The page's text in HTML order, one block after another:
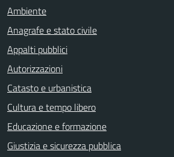
Ambiente
Anagrafe e stato civile
Appalti pubblici
Autorizzazioni
Catasto e urbanistica
Cultura e tempo libero
Educazione e formazione
Giustizia e sicurezza pubblica